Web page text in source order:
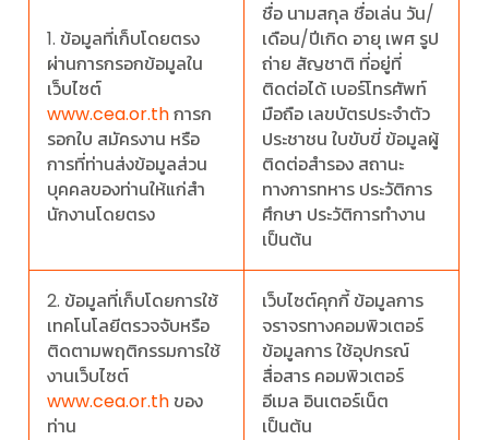
1. ข้อมูลที่เก็บโดยตรง
ผ่านการกรอกข้อมูลใน
เว็บไซต์
www.cea.or.thการก
รอกใบ สมัครงาน หรือ
การที่ท่านส่งข้อมูลส่วน
บุคคลของท่านให้แก่สํา
นักงานโดยตรง
ชื่อ นามสกุล ชื่อเล่น วัน/
เดือน/ปีเกิด อายุ เพศ รูป
ถ่าย สัญชาติ ที่อยู่ที่
ติดต่อได้ เบอร์โทรศัพท์
มือถือ เลขบัตรประจําตัว
ประชาชน ใบขับขี่ ข้อมูลผู้
ติดต่อสํารอง สถานะ
ทางการทหาร ประวัติการ
ศึกษา ประวัติการทํางาน
เป็นต้น
2. ข้อมูลที่เก็บโดยการใช้
เทคโนโลยีตรวจจับหรือ
ติดตามพฤติกรรมการใช้
งานเว็บไซต์
www.cea.or.th ของ
ท่าน
เว็บไซต์คุกกี้ ข้อมูลการ
จราจรทางคอมพิวเตอร์
ข้อมูลการ ใช้อุปกรณ์
สื่อสาร คอมพิวเตอร์
อีเมล อินเตอร์เน็ต
เป็นต้น